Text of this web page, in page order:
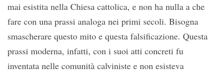
mai esistita nella Chiesa cattolica, e non ha nulla a che
fare con una prassi analoga nei primi secoli. Bisogna
smascherare questo mito e questa falsificazione. Questa
prassi moderna, infatti, con i suoi atti concreti fu
inventata nelle comunità calviniste e non esisteva